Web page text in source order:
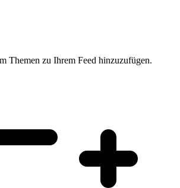
Themen zu Ihrem Feed hinzuzufügen.